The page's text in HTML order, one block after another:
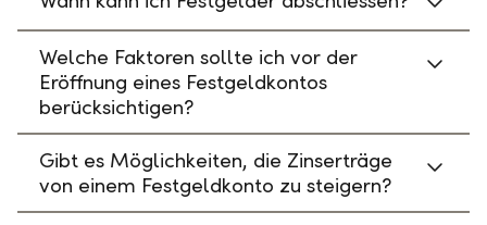
Welche Faktoren sollte ich vor der
Eröffnung eines Festgeldkontos
berücksichtigen?
Gibt es Möglichkeiten, die Zinserträge
von einem Festgeldkonto zu steigern?